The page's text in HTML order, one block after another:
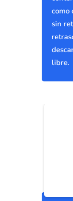
como
sin
libre.